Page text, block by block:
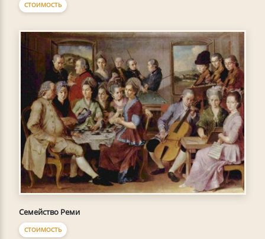
СТОИМОСТЬ
Семейство Реми
СТОИМОСТЬ